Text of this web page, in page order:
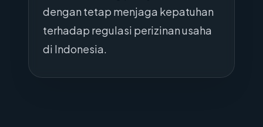
dengan tetap menjaga kepatuhan
terhadap regulasi perizinan usaha
di Indonesia.